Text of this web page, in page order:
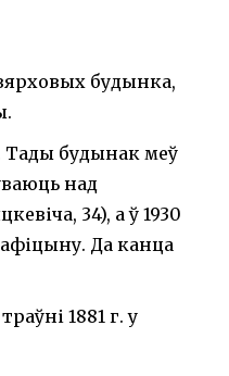
будынка,
Тады будынак меў
над
34), а ў 1930
Да канца
1881 г. у